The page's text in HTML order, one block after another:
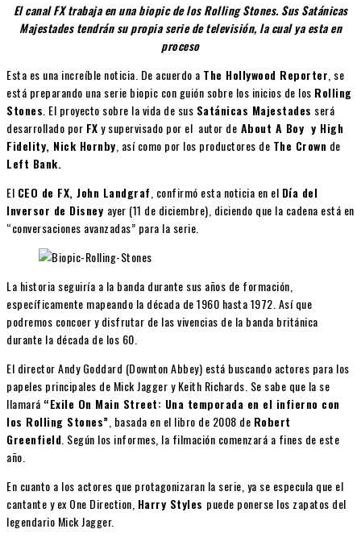
El canal FX trabaja en una biopic de los Rolling Stones. Sus Satánicas
Majestades tendrán su propia serie de televisión, la cual ya esta en
proceso
Esta es una increíble noticia. De acuerdo a The Hollywood Reporter , se
está preparando una serie biopic con guión sobre los inicios de los Rolling
Stones . El proyecto sobre la vida de sus Satánicas Majestades será
desarrollado por FXy supervisado por el autor de About A Boy y High
Fidelity, Nick Hornby , así como por los productores de The Crown de
Left Bank.
El CEO de FX, John Landgraf , confirmó esta noticia en el Día del
Inversor de Disney ayer (11 de diciembre), diciendo que la cadena está en
“conversaciones avanzadas” para la serie.
La historia seguiría a la banda durante sus años de formación,
específicamente mapeando la década de 1960 hasta 1972. Así que
podremos concoer y disfrutar de las vivencias de la banda británica
durante la década de los 60.
El director Andy Goddard (Downton Abbey) está buscando actores para los
papeles principales de Mick Jagger y Keith Richards. Se sabe que la se
llamará “Exile On Main Street: Una temporada en el infierno con
los Rolling Stones” , basada en el libro de 2008 de Robert
Greenfield . Según los informes, la filmación comenzará a fines de este
año.
En cuanto a los actores que protagonizaran la serie, ya se especula que el
cantante y ex One Direction, Harry Styles puede ponerse los zapatos del
legendario Mick Jagger.